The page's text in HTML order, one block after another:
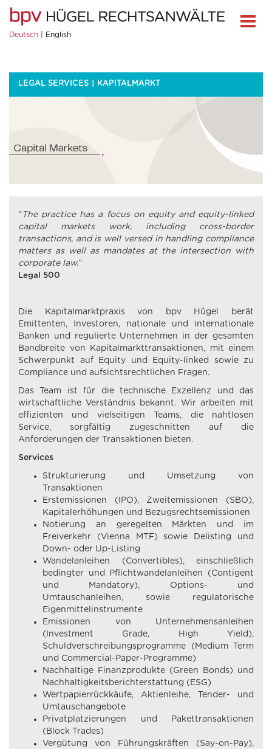
Deutsch English
LEGAL SERVICES KAPITALMARKT
“ The practice has a focus on equity and equity-linked
capital markets work, including cross-border
transactions, and is well versed in handling compliance
matters as well as mandates at the intersection with
corporate law.”
Legal 500
Die Kapitalmarktpraxis von bpv Hügel berät
Emittenten, Investoren, nationale und internationale
Banken und regulierte Unternehmen in der gesamten
Bandbreite von Kapitalmarkttransaktionen, mit einem
Schwerpunkt auf Equity und Equity-linked sowie zu
Compliance und aufsichtsrechtlichen Fragen.
Das Team ist für die technische Exzellenz und das
wirtschaftliche Verständnis bekannt. Wir arbeiten mit
effizienten und vielseitigen Teams, die nahtlosen
Service, sorgfältig zugeschnitten auf die
Anforderungen der Transaktionen bieten.
Services
Strukturierung und Umsetzung von
Transaktionen
Erstemissionen (IPO), Zweitemissionen (SBO),
Kapitalerhöhungen und Bezugsrechtsemissionen
Notierung an geregelten Märkten und im
Freiverkehr (Vienna MTF) sowie Delisting und
Down- oder Up-Listing
Wandelanleihen (Convertibles), einschließlich
bedingter und Pflichtwandelanleihen (Contigent
und Mandatory), Options- und
Umtauschanleihen, sowie regulatorische
Eigenmittelinstrumente
Emissionen von Unternehmensanleihen
(Investment Grade, High Yield),
Schuldverschreibungsprogramme (Medium Term
und Commercial-Paper-Programme)
Nachhaltige Finanzprodukte (Green Bonds) und
Nachhaltigkeitsberichterstattung (ESG)
Wertpapierrückkäufe, Aktienleihe, Tender- und
Umtauschangebote
Privatplatzierungen und Pakettransaktionen
(Block Trades)
Vergütung von Führungskräften (Say-on-Pay),